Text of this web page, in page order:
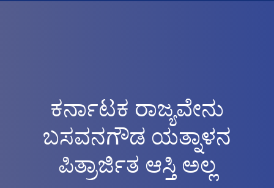
ಕರ್ನಾಟಕ ರಾಜ್ಯವೇನು
ಬಸವನಗೌಡ ಯತ್ನಾಳನ
ಪಿತ್ರಾರ್ಜಿತ ಆಸ್ತಿ ಅಲ್ಲ